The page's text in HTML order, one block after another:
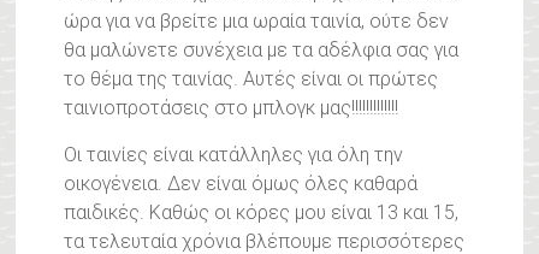
ώρα για να βρείτε μια ωραία ταινία, ούτε δεν
θα μαλώνετε συνέχεια με τα αδέλφια σας για
το θέμα της ταινίας. Αυτές είναι οι πρώτες
ταινιοπροτάσεις στο μπλογκ μας!!!!!!!!!!!!!
Οι ταινίες είναι κατάλληλες για όλη την
οικογένεια. Δεν είναι όμως όλες καθαρά
παιδικές. Καθώς οι κόρες μου είναι 13 και 15,
τα τελευταία χρόνια βλέπουμε περισσότερες